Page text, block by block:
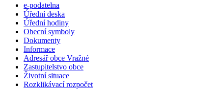
e-podatelna
Úřední deska
Úřední hodiny
Obecní symboly
Dokumenty
Informace
Adresář obce Vražné
Zastupitelstvo obce
Životní situace
Rozklikávací rozpočet